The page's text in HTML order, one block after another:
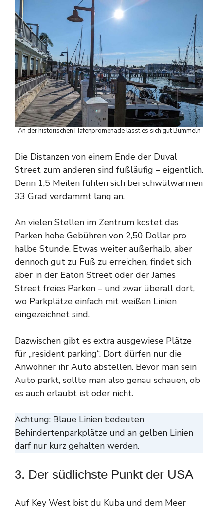
An der historischen Hafenpromenade lässt es sich gut Bummeln
Die Distanzen von einem Ende der Duval
Street zum anderen sind fußläufig – eigentlich.
Denn 1,5 Meilen fühlen sich bei schwülwarmen
33 Grad verdammt lang an.
An vielen Stellen im Zentrum kostet das
Parken hohe Gebühren von 2,50 Dollar pro
halbe Stunde. Etwas weiter außerhalb, aber
dennoch gut zu Fuß zu erreichen, findet sich
aber in der Eaton Street oder der James
Street freies Parken – und zwar überall dort,
wo Parkplätze einfach mit weißen Linien
eingezeichnet sind.
Dazwischen gibt es extra ausgewiese Plätze
für „resident parking“. Dort dürfen nur die
Anwohner ihr Auto abstellen. Bevor man sein
Auto parkt, sollte man also genau schauen, ob
es auch erlaubt ist oder nicht.
Achtung: Blaue Linien bedeuten
Behindertenparkplätze und an gelben Linien
darf nur kurz gehalten werden.
3. Der südlichste Punkt der USA
Auf Key West bist du Kuba und dem Meer